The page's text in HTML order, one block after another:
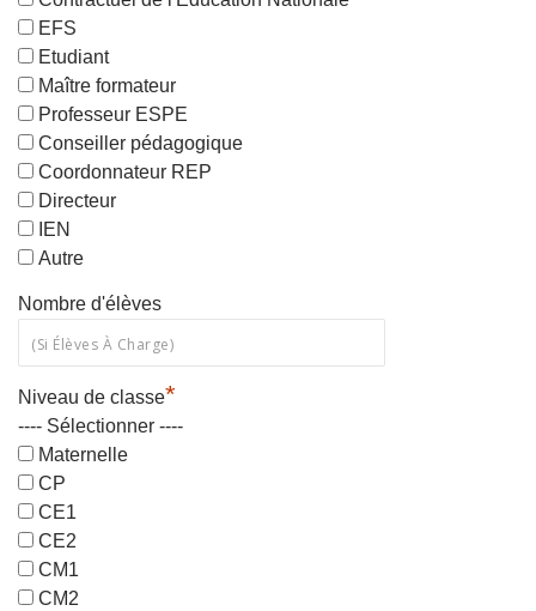
EFS
Etudiant
Maître formateur
Professeur ESPE
Conseiller pédagogique
Coordonnateur REP
Directeur
IEN
Autre
Nombre d'élèves
Niveau de classe*
---- Sélectionner ----
Maternelle
CP
CE1
CE2
CM1
CM2